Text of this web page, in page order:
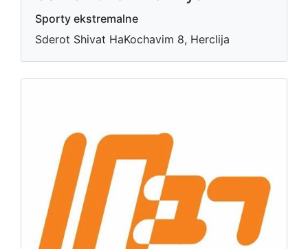
Sporty ekstremalne
Sderot Shivat HaKochavim 8, Herclija